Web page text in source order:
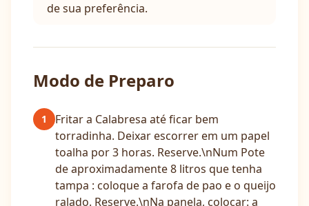
de sua preferência.
Modo de Preparo
1
Fritar a Calabresa até ficar bem
torradinha. Deixar escorrer em um papel
toalha por 3 horas. Reserve.\nNum Pote
de aproximadamente 8 litros que tenha
tampa : coloque a farofa de pao e o queijo
ralado. Reserve.\nNa panela, colocar: a